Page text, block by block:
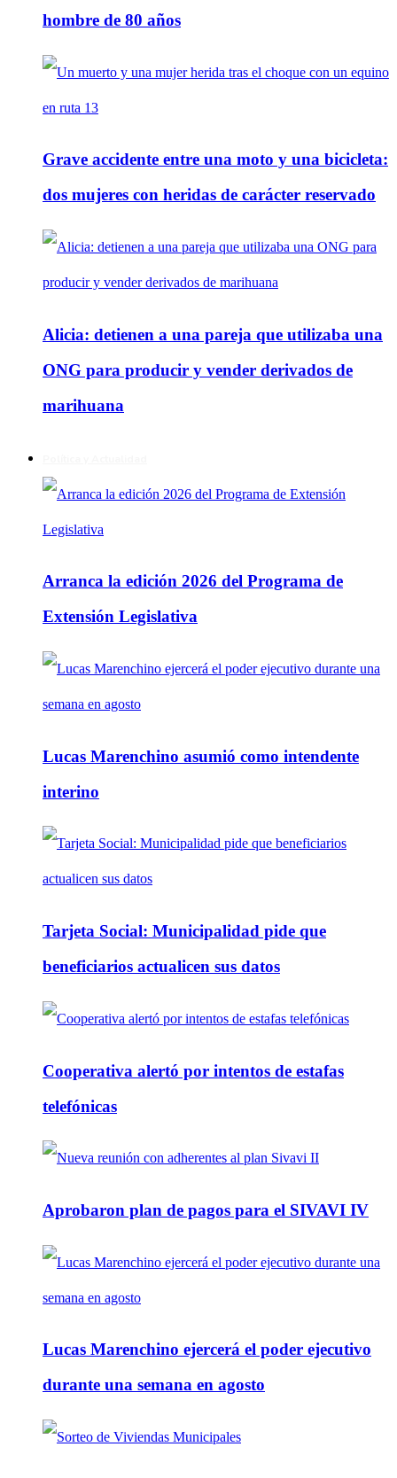
hombre de 80 años
Grave accidente entre una moto y una bicicleta:
dos mujeres con heridas de carácter reservado
Alicia: detienen a una pareja que utilizaba una
ONG para producir y vender derivados de
marihuana
Arranca la edición 2026 del Programa de
Extensión Legislativa
Lucas Marenchino asumió como intendente
interino
Tarjeta Social: Municipalidad pide que
beneficiarios actualicen sus datos
Cooperativa alertó por intentos de estafas
telefónicas
Aprobaron plan de pagos para el SIVAVI IV
Lucas Marenchino ejercerá el poder ejecutivo
durante una semana en agosto